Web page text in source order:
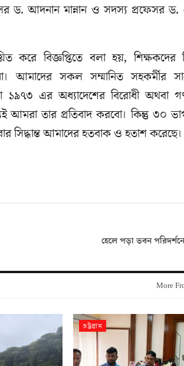
ড. আদনান মান্নান ও সদস্য প্রফেসর ড.
করে বিজ্ঞপ্তিতে বলা হয়, শিক্ষকদের
আমাদের সকল সম্মানিত সহকর্মীর
১৯৭৩ এর অধ্যাদেশের বিরোধী অথবা
আমরা তার প্রতিবাদ করবো। কিন্তু ৩০
সিদ্ধান্ত আমাদের হতবাক ও হতাশ করেছে।
হেলে পড়া ভবন
More
চট্টগ্রাম